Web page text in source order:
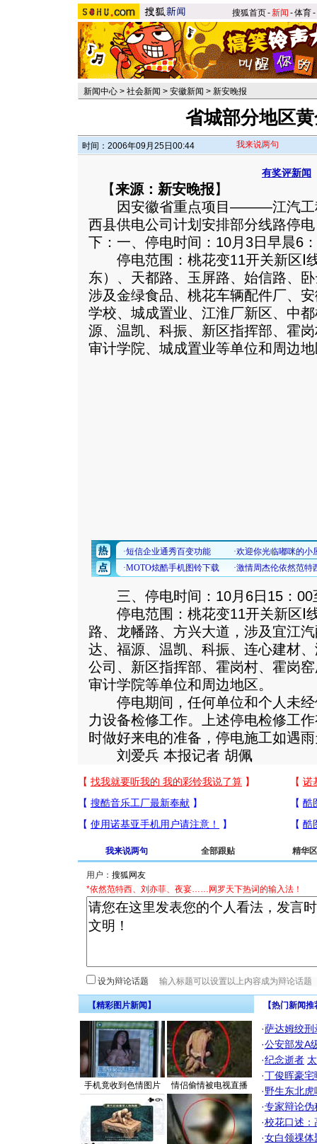
搜狐首页-新闻 -体育-
新闻中心 > 社会新闻 > 安徽新闻 > 新安晚报
省城部分地区
时间：2006年09月25日00:44 我来说两句
有奖评新闻
【来源：新安晚报】
因安徽省重点项目———江汽工
西县供电公司计划安排部分线路停
下：一、停电时间：10月3日早晨6
停电范围：桃花变11开关新区Ⅰ
东）、天都路、玉屏路、始信路、
涉及金绿食品、桃花车辆配件厂、
学校、城成置业、江淮厂新区、中
源、温凯、科振、新区指挥部、霍
审计学院、城成置业等单位和周边
三、停电时间：10月6日15：00
停电范围：桃花变11开关新区Ⅰ
路、龙幡路、方兴大道，涉及宜江
达、福源、温凯、科振、连心建材
公司、新区指挥部、霍岗村、霍岗
审计学院等单位和周边地区。
停电期间，任何单位和个人未经
力设备检修工作。上述停电检修工
时做好来电的准备，停电施工如遇
刘爱兵 本报记者 胡佩
我来说两句 全部跟贴 精华区
用户：
*依然范特西、刘亦菲、夜宴……网罗天下热词的输入法！
设为辩论话题
【精彩图片新闻】
手机竟收到色情图片 情侣偷情被电视直播
【热门新闻
·萨达姆绞刑
·公安部发A
·纪念逝者
·丁俊晖豪
·野生东北
·专家辩论伪
·校花口述：
·女白领祼体